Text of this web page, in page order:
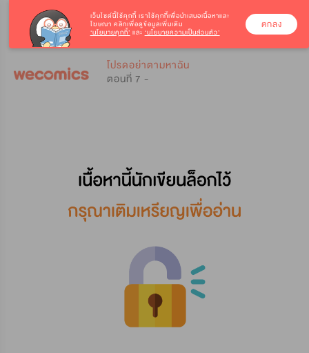
โปรดอย่าตามหาฉัน
ตอนที่ 7 -
เว็บไซต์นี้ใช้คุกกี้ เราใช้คุกกี้เพื่อนำเสนอเนื้อหาและ
โฆษณา คลิกเพื่อดูข้อมูลเพิ่มเติม
‘นโยบายคุกกี้’ และ ‘นโยบายความเป็นส่วนตัว’
ตกลง